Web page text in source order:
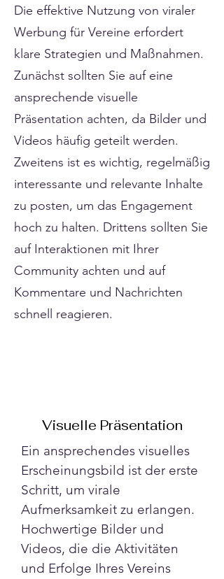
Die effektive Nutzung von viraler
Werbung für Vereine erfordert
klare Strategien und Maßnahmen.
Zunächst sollten Sie auf eine
ansprechende visuelle
Präsentation achten, da Bilder und
Videos häufig geteilt werden.
Zweitens ist es wichtig, regelmäßig
interessante und relevante Inhalte
zu posten, um das Engagement
hoch zu halten. Drittens sollten Sie
auf Interaktionen mit Ihrer
Community achten und auf
Kommentare und Nachrichten
schnell reagieren.
Visuelle Präsentation
Ein ansprechendes visuelles
Erscheinungsbild ist der erste
Schritt, um virale
Aufmerksamkeit zu erlangen.
Hochwertige Bilder und
Videos, die die Aktivitäten
und Erfolge Ihres Vereins